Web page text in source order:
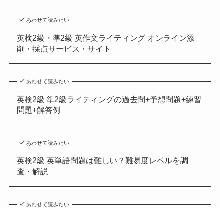
あわせて読みたい
英検2級・準2級 英作文ライティング オンライン添
削・採点サービス・サイト
あわせて読みたい
英検2級 準2級ライティングの過去問+予想問題+練習
問題+解答例
あわせて読みたい
英検2級 英単語問題は難しい？難易度レベルを調
査・解説
あわせて読みたい